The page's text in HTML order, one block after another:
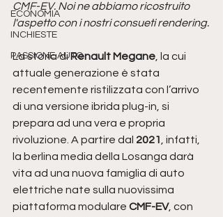
ECONOMIA
INCHIESTE
PASSIONE AUTO
CMF-EV. Noi ne abbiamo ricostruito
l'aspetto con i nostri consueti rendering.
La storia di Renault Megane , la cui
attuale generazione è stata
recentemente ristilizzata con l’arrivo
di una versione ibrida plug-in, si
prepara ad una vera e propria
rivoluzione. A partire dal 2021 , infatti,
la berlina media della Losanga darà
vita ad una nuova famiglia di auto
elettriche nate sulla nuovissima
piattaforma modulare CMF-EV, con